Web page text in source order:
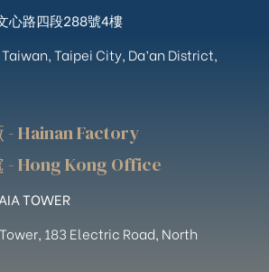
心路四段288號4樓
Taipei City, Da’an District,
- Hainan Factory
- Hong Kong Office
TOWER
183 Electric Road, North